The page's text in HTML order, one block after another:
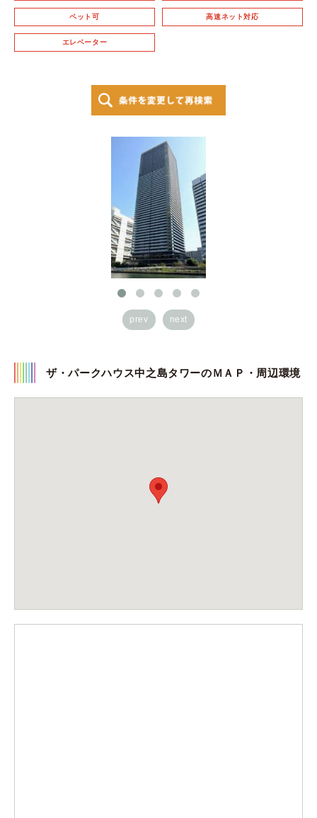
ペット可 高速ネット対応
エレベーター
prev next
ザ・パークハウス中之島タワーのＭＡＰ・周辺環境